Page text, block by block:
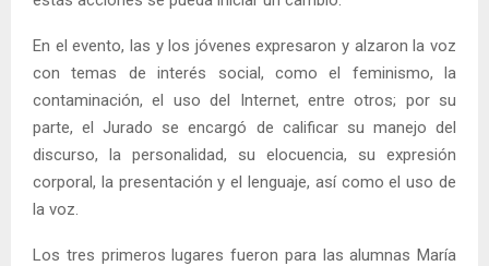
En el evento, las y los jóvenes expresaron y alzaron la voz
con temas de interés social, como el feminismo, la
contaminación, el uso del Internet, entre otros; por su
parte, el Jurado se encargó de calificar su manejo del
discurso, la personalidad, su elocuencia, su expresión
corporal, la presentación y el lenguaje, así como el uso de
la voz.
Los tres primeros lugares fueron para las alumnas María